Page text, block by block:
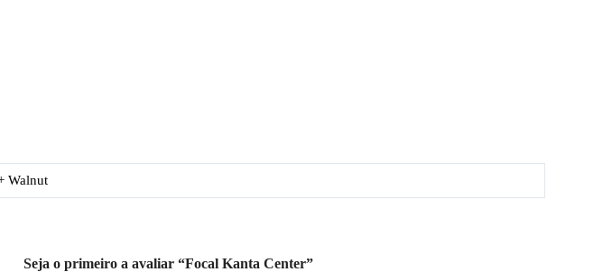
Walnut
Seja o primeiro a avaliar “Focal Kanta Center”